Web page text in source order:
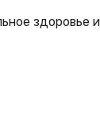
здоровье